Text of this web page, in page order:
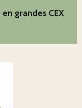
grandes CEX